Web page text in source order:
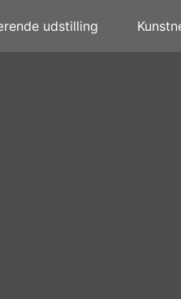
udstilling